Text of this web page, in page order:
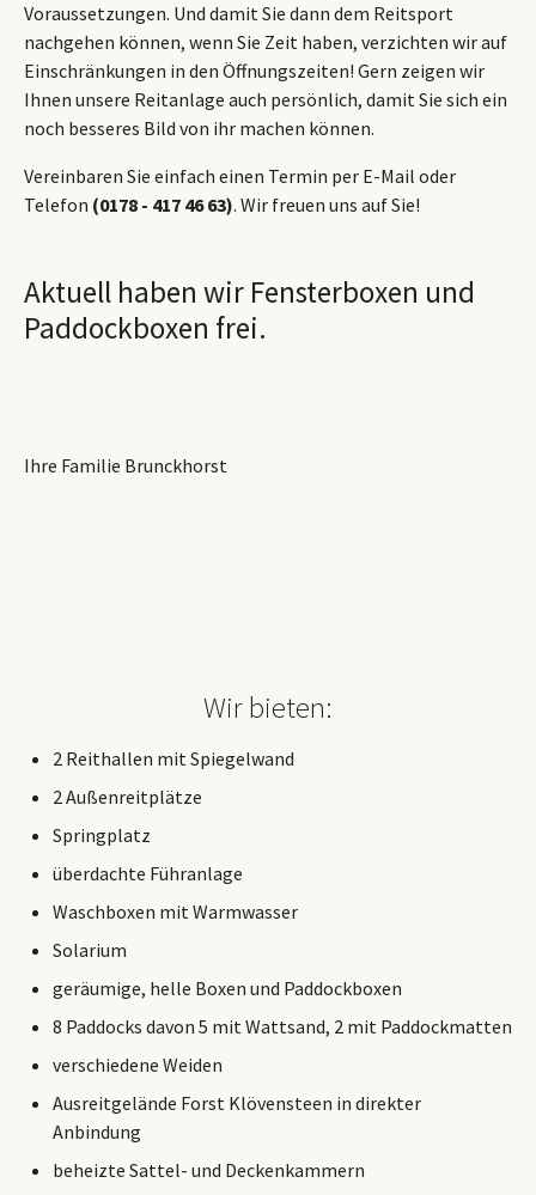
Voraussetzungen. Und damit Sie dann dem Reitsport
nachgehen können, wenn Sie Zeit haben, verzichten wir auf
Einschränkungen in den Öffnungszeiten! Gern zeigen wir
Ihnen unsere Reitanlage auch persönlich, damit Sie sich ein
noch besseres Bild von ihr machen können.
Vereinbaren Sie einfach einen Termin per E-Mail oder
Telefon (0178 - 417 46 63). Wir freuen uns auf Sie!
Aktuell haben wir Fensterboxen und
Paddockboxen frei.
Ihre Familie Brunckhorst
Wir bieten:
2 Reithallen mit Spiegelwand
2 Außenreitplätze
Springplatz
überdachte Führanlage
Waschboxen mit Warmwasser
Solarium
geräumige, helle Boxen und Paddockboxen
8 Paddocks davon 5 mit Wattsand, 2 mit Paddockmatten
verschiedene Weiden
Ausreitgelände Forst Klövensteen in direkter
Anbindung
beheizte Sattel- und Deckenkammern